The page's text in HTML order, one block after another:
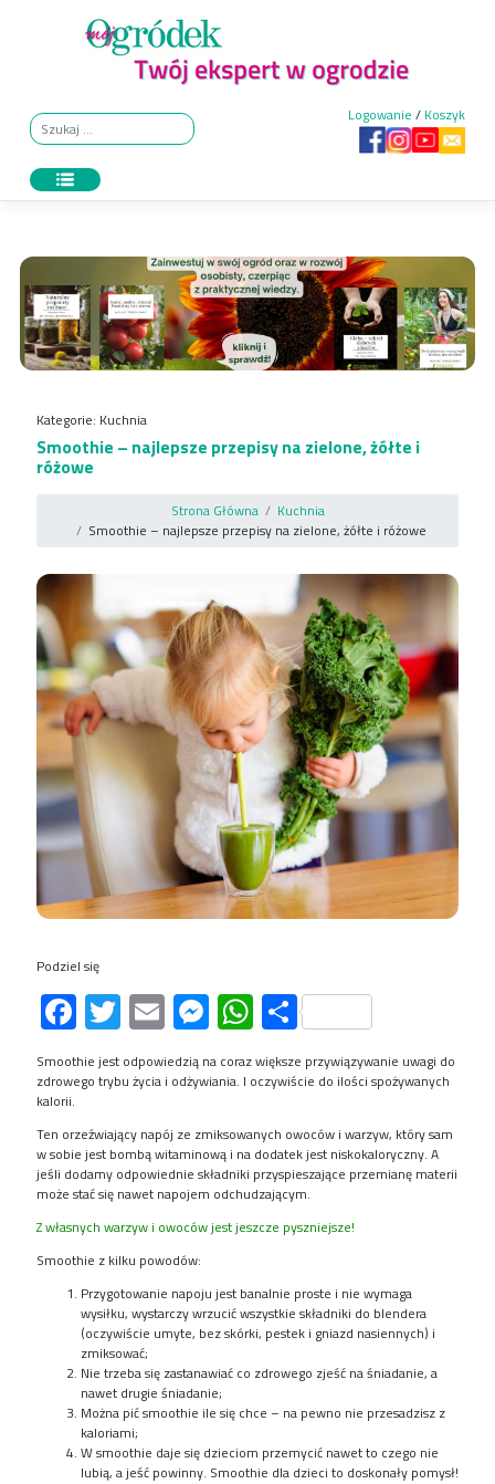
Logowanie / Koszyk
Kategorie: Kuchnia
Smoothie – najlepsze przepisy na zielone, żółte i
różowe
Strona Główna
Kuchnia
Smoothie – najlepsze przepisy na zielone, żółte i różowe
Podziel się
Facebook
Twitter
EmailMessenger
WhatsApp
Share
Smoothie jest odpowiedzią na coraz większe przywiązywanie uwagi do
zdrowego trybu życia i odżywiania. I oczywiście do ilości spożywanych
kalorii.
Ten orzeźwiający napój ze zmiksowanych owoców i warzyw, który sam
w sobie jest bombą witaminową i na dodatek jest niskokaloryczny. A
jeśli dodamy odpowiednie składniki przyspieszające przemianę materii
może stać się nawet napojem odchudzającym.
Z własnych warzyw i owoców jest jeszcze pyszniejsze!
Smoothie z kilku powodów:
Przygotowanie napoju jest banalnie proste i nie wymaga
wysiłku, wystarczy wrzucić wszystkie składniki do blendera
(oczywiście umyte, bez skórki, pestek i gniazd nasiennych) i
zmiksować;
Nie trzeba się zastanawiać co zdrowego zjeść na śniadanie, a
nawet drugie śniadanie;
Można pić smoothie ile się chce – na pewno nie przesadzisz z
kaloriami;
W smoothie daje się dzieciom przemycić nawet to czego nie
lubią, a jeść powinny. Smoothie dla dzieci to doskonały pomysł!